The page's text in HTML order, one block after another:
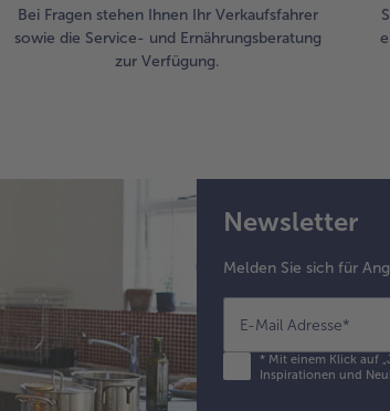
Bei Fragen stehen Ihnen Ihr Verkaufsfahrer
sowie die Service- und Ernährungsberatung
zur Verfügung.
Newsletter
Melden Sie sich für
E-Mail Adresse*
*Mit einem Klick auf
Inspirationen und